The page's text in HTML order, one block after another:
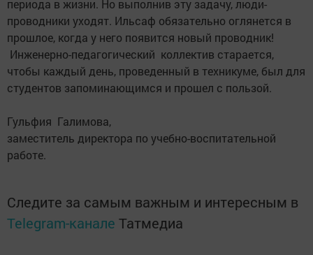
периода в жизни. Но выполнив эту задачу, люди-
проводники уходят. Ильсаф обязательно оглянется в
прошлое, когда у него появится новый проводник!
Инженерно-педагогический коллектив старается,
чтобы каждый день, проведенный в техникуме, был для
студентов запоминающимся и прошел с пользой.
Гульфия Галимова,
заместитель директора по учебно-воспитательной
работе.
Следите за самым важным и интересным в
Telegram-канале Татмедиа